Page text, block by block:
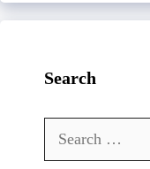
Search
Search
for: